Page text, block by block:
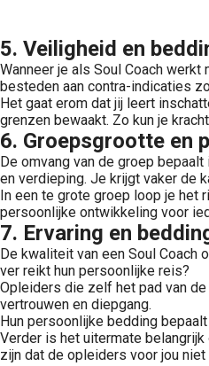
5. Veiligheid en
Wanneer je als Soul Coach
besteden aan contra-indicaties
Het gaat erom dat jij leert
grenzen bewaakt. Zo kun je
6. Groepsgrootte en
De omvang van de groep
en verdieping. Je krijgt vaker de
In een te grote groep loop je het
persoonlijke ontwikkeling voor
7. Ervaring en
De kwaliteit van een Soul Coach
ver reikt hun persoonlijke reis?
Opleiders die zelf het pad van de
vertrouwen en diepgang.
Hun persoonlijke bedding
Verder is het uitermate
zijn dat de opleiders voor jou